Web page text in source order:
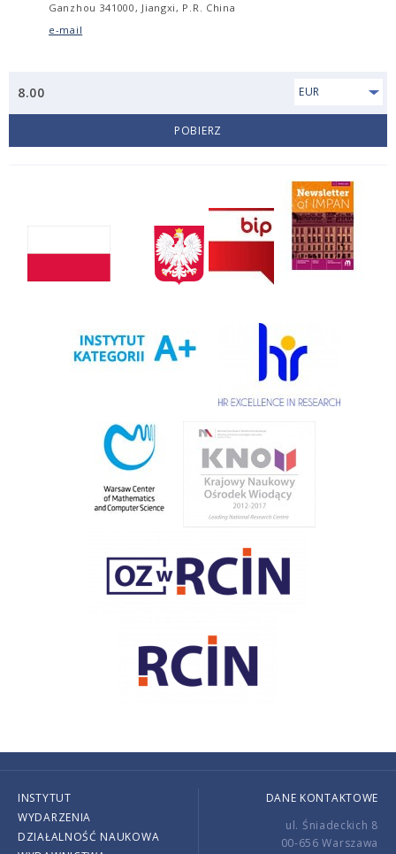
Ganzhou 341000, Jiangxi, P.R. China
e-mail
8.00 EUR
POBIERZ
INSTYTUT
WYDARZENIA
DZIAŁALNOŚĆ NAUKOWA
DANE KONTAKTOWE
ul. Śniadeckich 8
00-656 Warszawa